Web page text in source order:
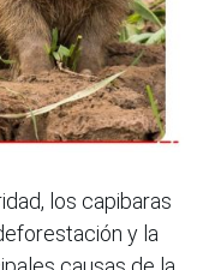
los capibaras
y la